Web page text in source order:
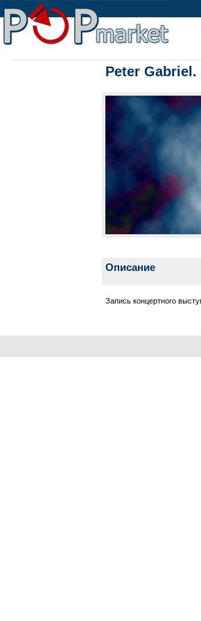
Peter
Описание
Запись концертного